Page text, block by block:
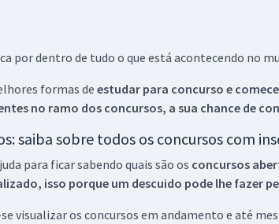
por dentro de tudo o que está acontecendo no
formas deestudar para concurso e
no ramo dos concursos, a sua chance de
saiba sobre todos os concursos com
para ficar sabendo quais são os concursos
isso porque um descuido pode lhe fazer
visualizar os concursos em andamento e até